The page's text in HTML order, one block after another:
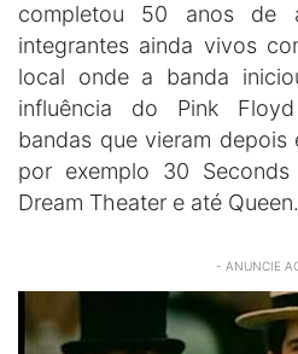
completou 50 anos de
integrantes ainda vivos
local onde a banda
influência do Pink
bandas que vieram
por exemplo 30 Seconds
Dream Theater e até Queen.
- ANUNCIE